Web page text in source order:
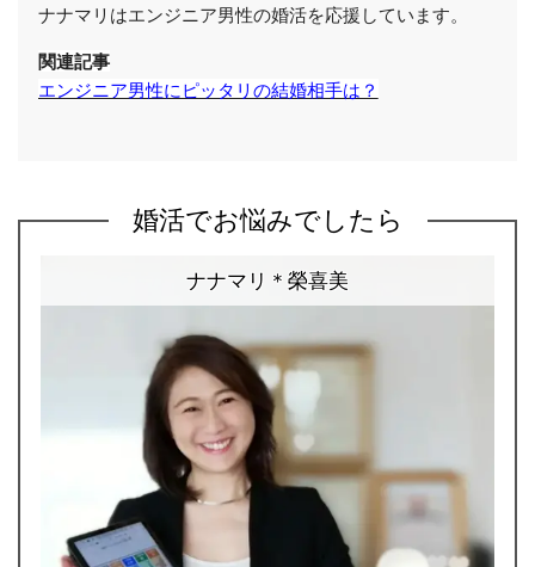
ナナマリはエンジニア男性の婚活を応援しています。
関連記事
エンジニア男性にピッタリの結婚相手は？
婚活でお悩みでしたら
ナナマリ＊榮喜美